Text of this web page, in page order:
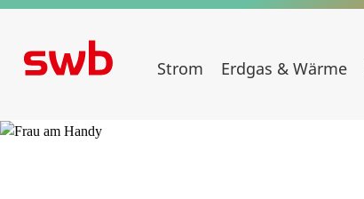
Strom Erdgas & Wärme